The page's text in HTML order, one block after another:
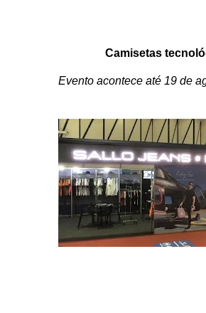
Camisetas
Evento acontece até 19 de